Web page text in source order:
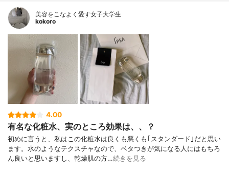
美容をこなよく愛す女子大学生
kokoro
4.00
有名な化粧水、実のところ効果は、、？
初めに言うと、私はこの化粧水は良くも悪くも｢スタンダード｣だと思い
ます。水のようなテクスチャなので、ベタつきが気になる人にはもちろ
ん良いと思いますし、乾燥肌の方…続きを見る